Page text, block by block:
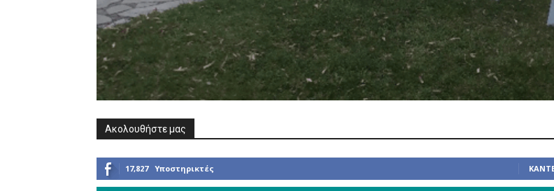
Ακολουθήστε μας
17,827 Υποστηρικτές